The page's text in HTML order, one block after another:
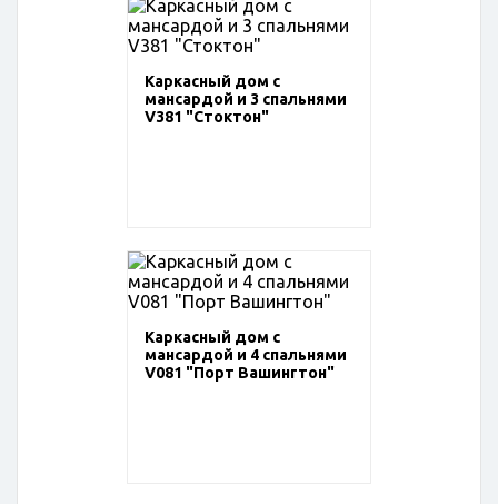
Каркасный дом с
мансардой и 3 спальнями
V381 "Стоктон"
Каркасный дом с
мансардой и 4 спальнями
V081 "Порт Вашингтон"